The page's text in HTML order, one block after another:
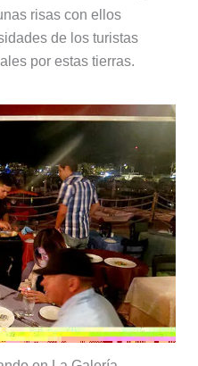
risas con ellos
de los turistas
por estas tierras.